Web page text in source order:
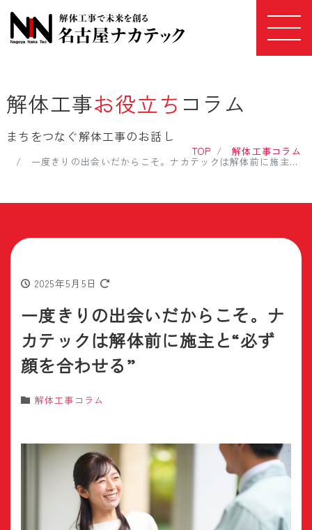
解体工事お役立ち コラム
まちをつなぐ解体工事のお話し
TOP 解体工事コラム
一度きりの出会いだからこそ。ナカテックは解体前に施主と“必ず顔を合わせる”
2025年5月5日
一度きりの出会いだからこそ。ナ
カテックは解体前に施主と“必ず
顔を合わせる”
解体工事コラム